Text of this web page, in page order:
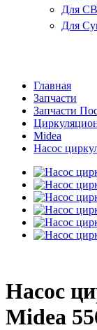
Для
Для
Главная
Запчасти
Запчасти
Midea
Насос
Насос
Midea